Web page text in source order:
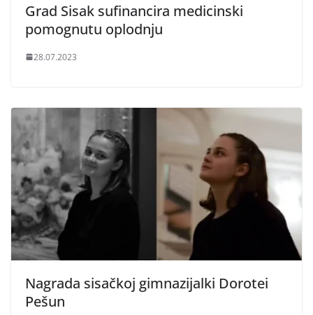
Grad Sisak sufinancira medicinski
pomognutu oplodnju
28.07.2023
Nagrada sisačkoj gimnazijalki Dorotei
Pešun